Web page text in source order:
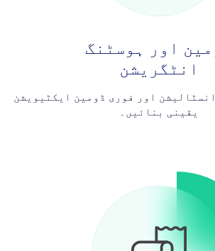
اور ہوسٹنگ
انٹگریشن
اور فوری ڈومین ایکٹیویشن
یقینی بنائیں۔